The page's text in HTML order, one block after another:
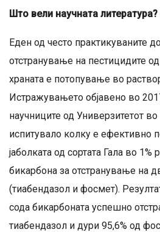
Што вели научната литература?
Еден од често практикуваните
отстранување на пестицидите
храната е потопување во
Истражувањето објавено во
научниците од Универзитетот
испитувало колку е ефективно
јаболката од сортата Гала во 1%
бикарбона за отстранување на
(тиабендазол и фосмет).
сода бикарбоната успешно
тиабендазол и дури 95,6% од